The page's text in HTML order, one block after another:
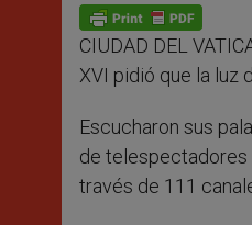
p
p
g
e
r
o
k
CIUDAD DEL
XVI pidió que la luz
Escucharon sus
de telespectadores
través de 111